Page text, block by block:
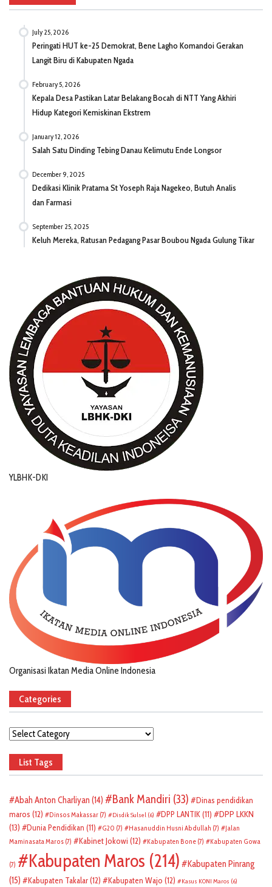
July 25, 2026
Peringati HUT ke-25 Demokrat, Bene Lagho Komandoi Gerakan
Langit Biru di Kabupaten Ngada
February 5, 2026
Kepala Desa Pastikan Latar Belakang Bocah di NTT Yang Akhiri
Hidup Kategori Kemiskinan Ekstrem
January 12, 2026
Salah Satu Dinding Tebing Danau Kelimutu Ende Longsor
December 9, 2025
Dedikasi Klinik Pratama St Yoseph Raja Nagekeo, Butuh Analis
dan Farmasi
September 25, 2025
Keluh Mereka, Ratusan Pedagang Pasar Boubou Ngada Gulung Tikar
YLBHK-DKI
Organisasi Ikatan Media Online Indonesia
Categories
Categories
List Tags
Abah Anton Charliyan (14) Bank Mandiri (33)
Dinas pendidikan
maros (12) Dinsos Makassar (7) Disdik Sulsel (6) DPP LANTIK(11)
DPP LKKN
(13)
Dunia Pendidikan (11) G20 (7) Hasanuddin Husni Abdullah (7)
Jalan
Maminasata Maros (7) Kabinet Jokowi (12) Kabupaten Bone (7) Kabupaten Gowa
(7) Kabupaten Maros (214)
Kabupaten Pinrang
(15)
Kabupaten Takalar(12) Kabupaten Wajo (12) Kasus KONI Maros (6)